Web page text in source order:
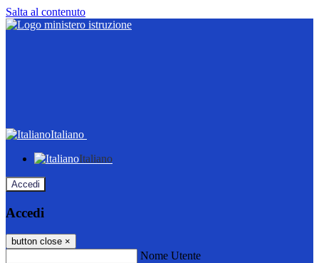
Salta al contenuto
Italiano
Italiano
Accedi
Accedi
button close ×
Nome Utente